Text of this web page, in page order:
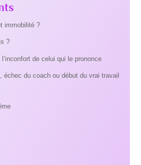
immobilité ?
?
de celui qui le prononce
échec du coach ou début du vrai travail